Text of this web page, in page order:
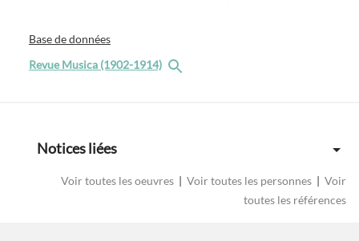
Base de données
Revue Musica (1902-1914)
Notices liées
Voir toutes les oeuvres | Voir toutes les personnes | Voir
toutes les références